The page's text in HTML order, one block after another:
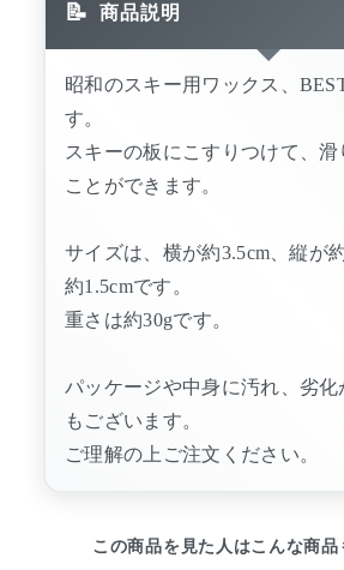
商品説明
昭和のスキー用ワックス、
す。
スキーの板にこすりつけて、滑
ことができます。
サイズは、横が約3.5cm、縦が
約1.5cmです。
重さは約30gです。
パッケージや中身に汚れ、劣化
もございます。
ご理解の上ご注文ください。
この商品を見た人はこんな商品